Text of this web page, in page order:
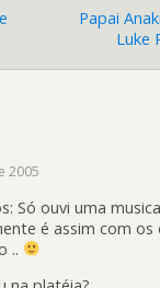
Papai
Luke
2005
Só ouvi uma
é assim com os
..